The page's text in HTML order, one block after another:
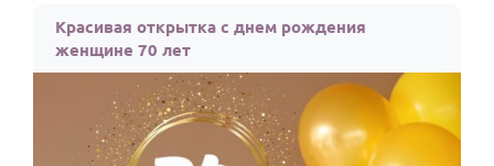
Красивая открытка с днем рождения
женщине 70 лет